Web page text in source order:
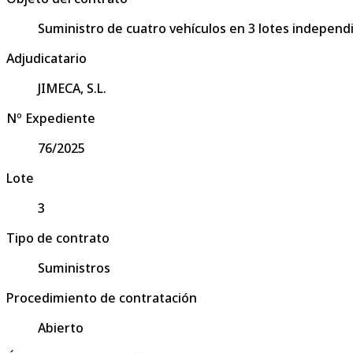
Suministro de cuatro vehículos en 3 lotes
Adjudicatario
JIMECA, S.L.
Nº Expediente
76/2025
Lote
3
Tipo de contrato
Suministros
Procedimiento de contratación
Abierto